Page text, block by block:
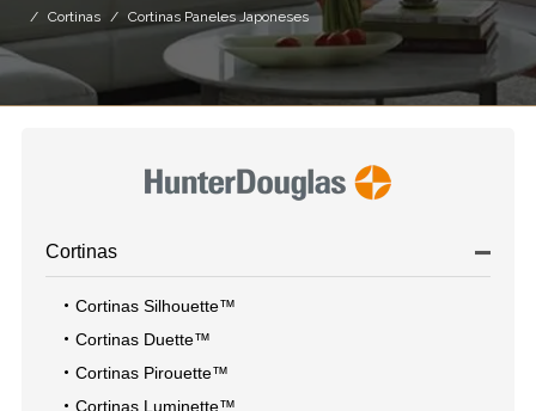
Cortinas
Cortinas Paneles Japoneses
Cortinas
Cortinas Silhouette™
Cortinas Duette™
Cortinas Pirouette™
Cortinas Luminette™